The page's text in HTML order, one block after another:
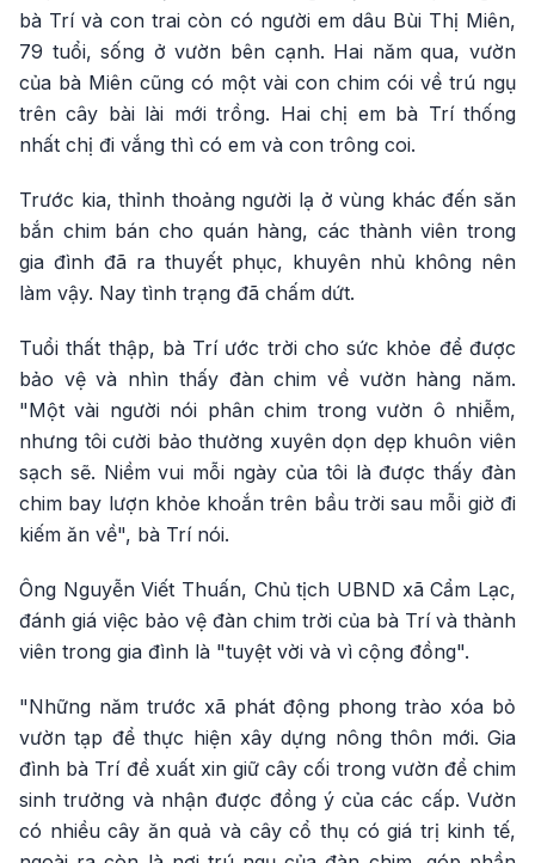
bà Trí và con trai còn có người em dâu Bùi Thị Miên,
79 tuổi, sống ở vườn bên cạnh. Hai năm qua, vườn
của bà Miên cũng có một vài con chim cói về trú ngụ
trên cây bài lài mới trồng. Hai chị em bà Trí thống
nhất chị đi vắng thì có em và con trông coi.
Trước kia, thỉnh thoảng người lạ ở vùng khác đến săn
bắn chim bán cho quán hàng, các thành viên trong
gia đình đã ra thuyết phục, khuyên nhủ không nên
làm vậy. Nay tình trạng đã chấm dứt.
Tuổi thất thập, bà Trí ước trời cho sức khỏe để được
bảo vệ và nhìn thấy đàn chim về vườn hàng năm.
"Một vài người nói phân chim trong vườn ô nhiễm,
nhưng tôi cười bảo thường xuyên dọn dẹp khuôn viên
sạch sẽ. Niềm vui mỗi ngày của tôi là được thấy đàn
chim bay lượn khỏe khoắn trên bầu trời sau mỗi giờ đi
kiếm ăn về", bà Trí nói.
Ông Nguyễn Viết Thuấn, Chủ tịch UBND xã Cẩm Lạc,
đánh giá việc bảo vệ đàn chim trời của bà Trí và thành
viên trong gia đình là "tuyệt vời và vì cộng đồng".
"Những năm trước xã phát động phong trào xóa bỏ
vườn tạp để thực hiện xây dựng nông thôn mới. Gia
đình bà Trí đề xuất xin giữ cây cối trong vườn để chim
sinh trưởng và nhận được đồng ý của các cấp. Vườn
có nhiều cây ăn quả và cây cổ thụ có giá trị kinh tế,